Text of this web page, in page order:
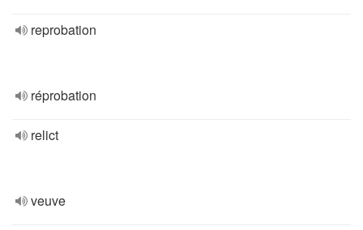
reprobation
réprobation
relict
veuve